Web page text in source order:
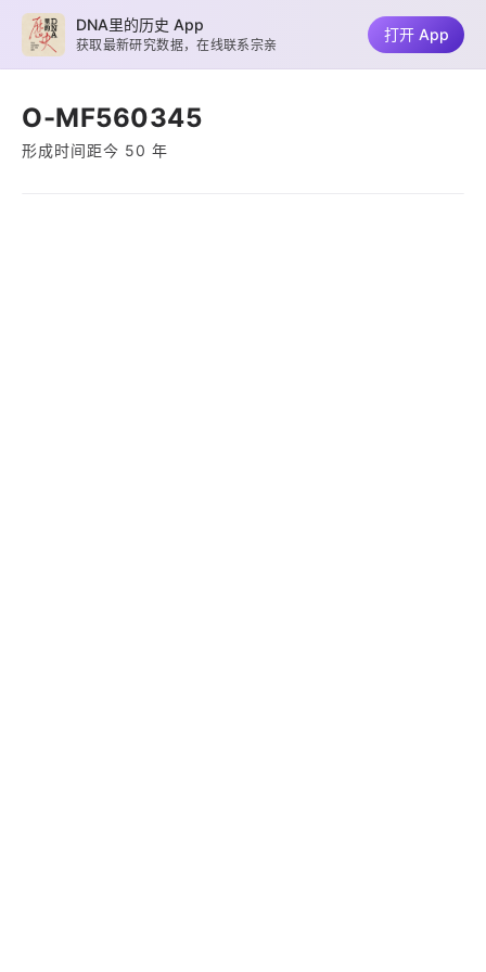
O-MF560345
形成时间距今 50 年
DNA里的历史 App
获取最新研究数据，在线联系宗亲
打开 App